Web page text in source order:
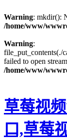
Warning: mkdir():
/home/www/
Warning:
file_put_contents(./
failed to open
/home/www/
草莓视
口,草莓